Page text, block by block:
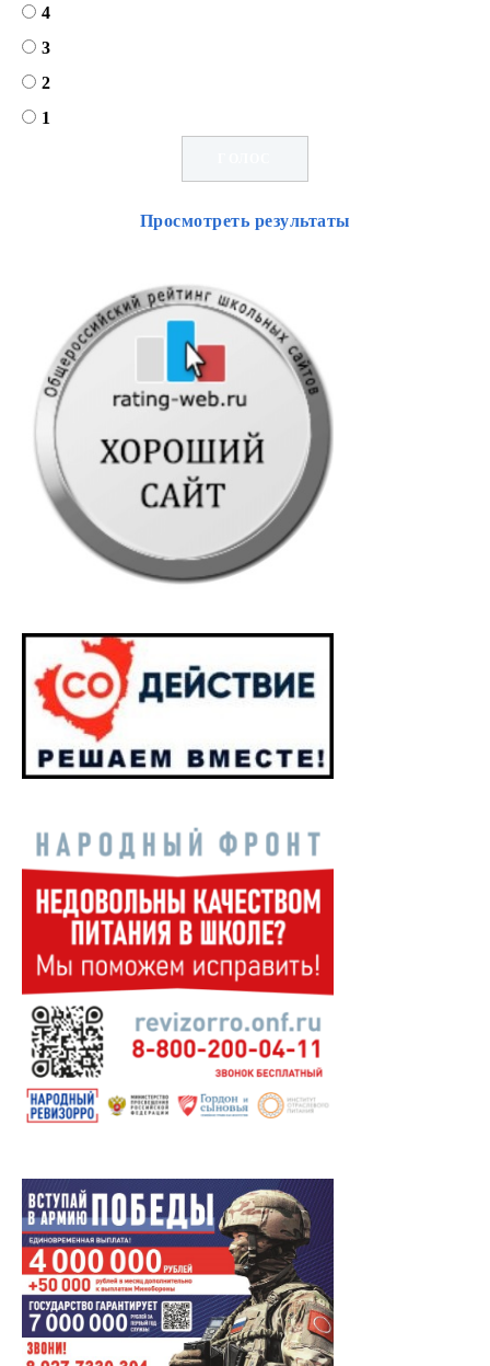
4
3
2
1
Просмотреть результаты